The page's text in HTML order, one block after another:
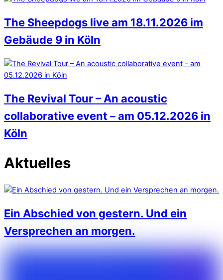
The Sheepdogs live am 18.11.2026 im
Gebäude 9 in Köln
The Revival Tour – An acoustic
collaborative event – am 05.12.2026 in
Köln
Aktuelles
Ein Abschied von gestern. Und ein
Versprechen an morgen.